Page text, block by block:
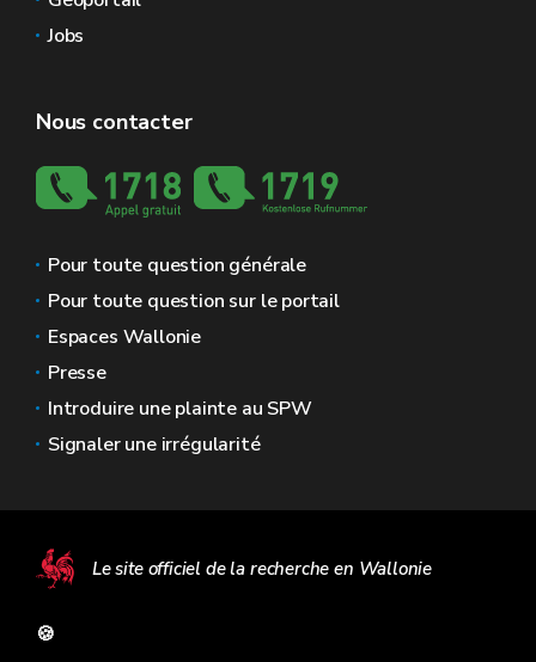
Jobs
Nous contacter
Pour toute question générale
Pour toute question sur le portail
Espaces Wallonie
Presse
Introduire une plainte au SPW
Signaler une irrégularité
Le site officiel de la recherche en Wallonie
🍪